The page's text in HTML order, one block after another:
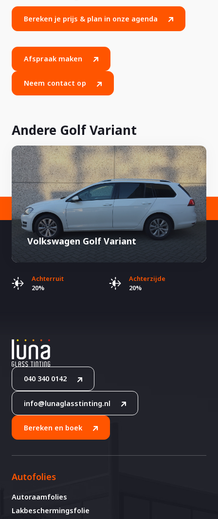
Bereken je prijs & plan in onze agenda
Afspraak maken
Neem contact op
Andere Golf Variant
Volkswagen Golf Variant
Achterruit
20%
Achterzijde
20%
040 340 0142
info@lunaglasstinting.nl
Bereken en boek
Autofolies
Autoraamfolies
Lakbeschermingsfolie